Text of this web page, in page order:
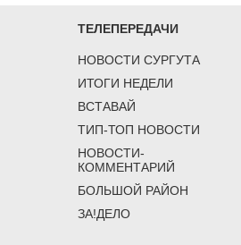
ТЕЛЕПЕРЕДАЧИ
НОВОСТИ СУРГУТА
ИТОГИ НЕДЕЛИ
ВСТАВАЙ
ТИП-ТОП НОВОСТИ
НОВОСТИ-
КОММЕНТАРИЙ
БОЛЬШОЙ РАЙОН
ЗА!ДЕЛО